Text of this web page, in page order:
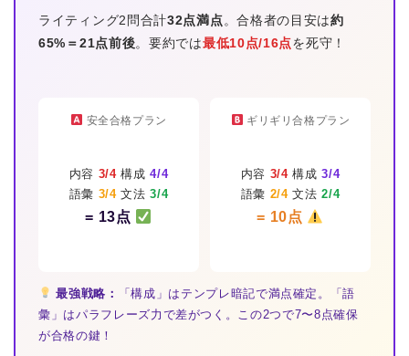
ライティング2問合計32点満点。合格者の目安は約
65%＝21点前後。要約では最低10点/16点を死守！
安全合格プラン
内容 3/4構成4/4
語彙 3/4文法3/4
= 13点
ギリギリ合格プラン
内容 3/4構成3/4
語彙 2/4文法2/4
= 10点
最強戦略：
「構成」はテンプレ暗記で満点確定。「語
彙」はパラフレーズ力で差がつく。この2つで7〜8点確保
が合格の鍵！